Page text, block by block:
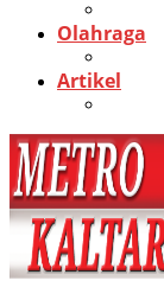
Olahraga
Artikel